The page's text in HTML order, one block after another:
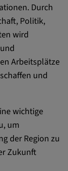
Durch
Politik,
wird
Arbeitsplätze
und
wichtige
um
der Region zu
Zukunft
und
speichern